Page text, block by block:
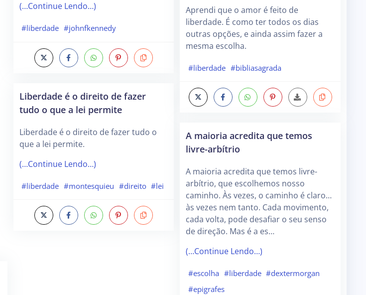
(…Continue Lendo…)
#liberdade #johnfkennedy
Liberdade é o direito de fazer
tudo o que a lei permite
Liberdade é o direito de fazer tudo o
que a lei permite.
(…Continue Lendo…)
#liberdade #montesquieu #direito #lei
Aprendi que o amor é feito de
liberdade. É como ter todos os dias
outras opções, e ainda assim fazer a
mesma escolha.
#liberdade #bibliasagrada
A maioria acredita que temos
livre-arbítrio
A maioria acredita que temos livre-
arbítrio, que escolhemos nosso
caminho. Às vezes, o caminho é claro…
às vezes nem tanto. Cada movimento,
cada volta, pode desafiar o seu senso
de direção. Mas é a es…
(…Continue Lendo…)
#escolha #liberdade #dextermorgan
#epigrafes